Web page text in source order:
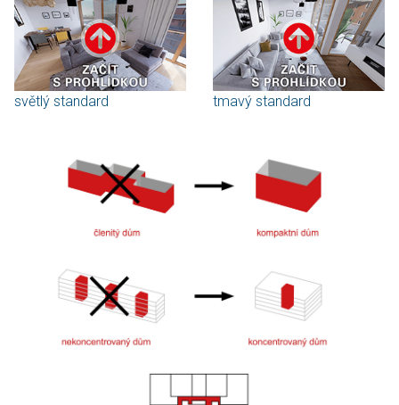
světlý standard tmavý standard